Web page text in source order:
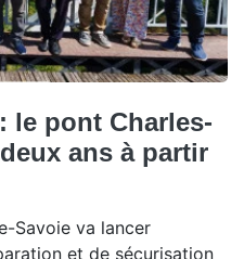
le pont Charles-
ans à partir
Savoie va lancer
et de sécurisation